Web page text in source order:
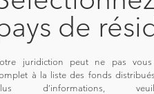
produit ou d’une
de votre investissement
le calcul des performances
variable de droit
Secteur Financier), soit d’un
de
juridiction peut ne pas
à la liste des fonds
d’informations,